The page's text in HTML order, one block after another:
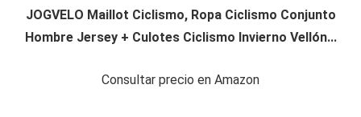
JOGVELO Maillot Ciclismo, Ropa Ciclismo Conjunto
Hombre Jersey + Culotes Ciclismo Invierno Vellón...
Consultar precio en Amazon